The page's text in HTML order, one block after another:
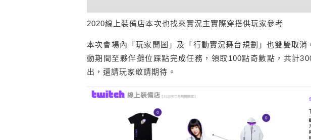
2020線上裝備店本次也找來實況主實際穿搭供玩家參考
本次會場內「玩家開圖」及「行動實況舞台規劃」也雙雙取
動期間至夥伴攤位踩點完成任務，領取100點奇數點，共計
出，還請玩家敬請期待。